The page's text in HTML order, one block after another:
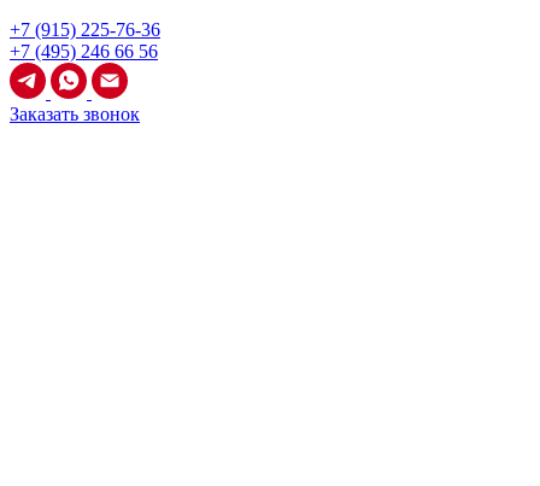
+7 (915) 225-76-36
+7 (495) 246 66 56
Заказать звонок